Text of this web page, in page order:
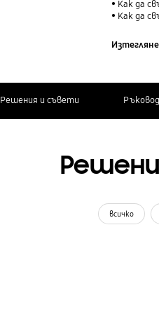
Как да
Как да
Решения и съвети
всичко